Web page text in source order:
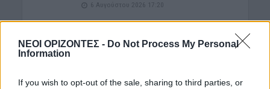
ΝΕΟΙ ΟΡΙΖΟΝΤΕΣ - Do Not Process My Personal
Information
If you wish to opt-out of the sale, sharing to third parties, or
6 Αυγούστου 2026 17:20
Αυτά είναι τα δέντρα που βοηθούν
στην προστασία των σπιτιών μας